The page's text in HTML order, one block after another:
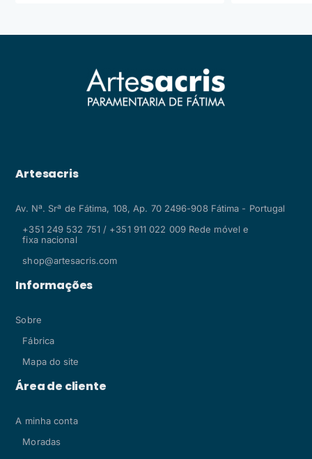
Artesacris
Av. Nª. Srª de Fátima, 108, Ap. 70 2496-908 Fátima - Portugal
+351 249 532 751 / +351 911 022 009 Rede móvel e
fixa nacional
shop@artesacris.com
Informações
Sobre
Fábrica
Mapa do site
Área de cliente
A minha conta
Moradas